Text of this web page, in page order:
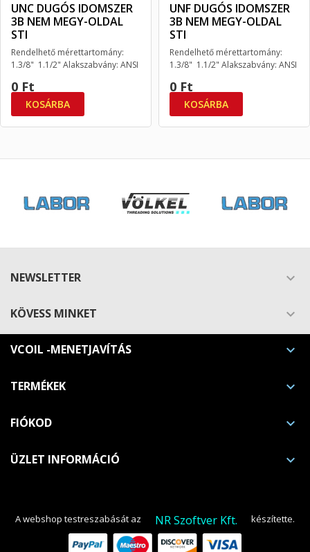
UNC DUGÓS IDOMSZER
3B NEM MEGY-OLDAL
STI
Rendelhető mérettartomány:
1.3/8" 1.1/2" Alakszabvány: ANSI
0 Ft
KOSÁRBA
UNF DUGÓS IDOMSZER
3B NEM MEGY-OLDAL
STI
Rendelhető mérettartomány:
1.3/8" 1.1/2" Alakszabvány: ANSI
0 Ft
KOSÁRBA
NEWSLETTER 
KÖVESS MINKET 
VCOIL -MENETJAVÍTÁS 
TERMÉKEK 
FIÓKOD 
ÜZLET INFORMÁCIÓ 
A webshop testreszabását az NR Szoftver Kft. készítette.